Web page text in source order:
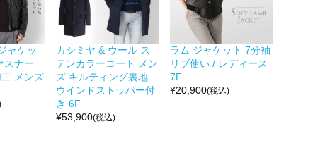
ャケッ
スナー
メンズ
カシミヤ & ウール ス
テンカラーコート メン
ズ キルティング裏地
ウインドストッパー付
き 6F
¥53,900(税込)
ラム ジャケット 7分袖
リブ使い / レディース
7F
¥20,900(税込)